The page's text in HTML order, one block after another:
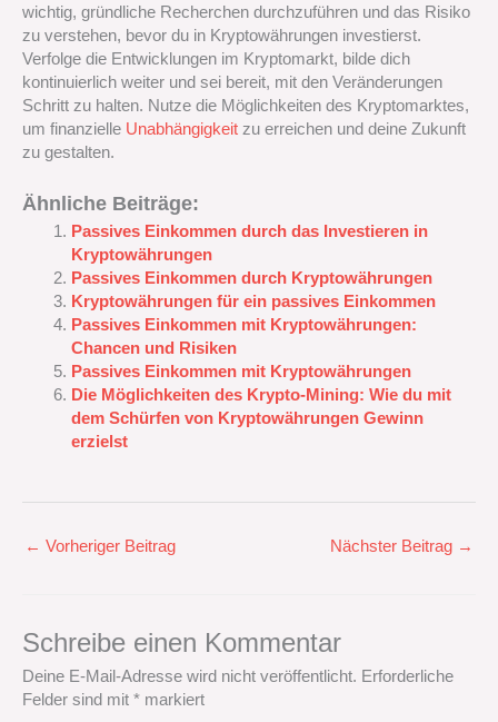
wichtig, gründliche Recherchen durchzuführen und das Risiko
zu verstehen, bevor du in Kryptowährungen investierst.
Verfolge die Entwicklungen im Kryptomarkt, bilde dich
kontinuierlich weiter und sei bereit, mit den Veränderungen
Schritt zu halten. Nutze die Möglichkeiten des Kryptomarktes,
um finanzielle Unabhängigkeit zu erreichen und deine Zukunft
zu gestalten.
Ähnliche Beiträge:
Passives Einkommen durch das Investieren in
Kryptowährungen
Passives Einkommen durch Kryptowährungen
Kryptowährungen für ein passives Einkommen
Passives Einkommen mit Kryptowährungen:
Chancen und Risiken
Passives Einkommen mit Kryptowährungen
Die Möglichkeiten des Krypto-Mining: Wie du mit
dem Schürfen von Kryptowährungen Gewinn
erzielst
← Vorheriger Beitrag Nächster Beitrag →
Schreibe einen Kommentar
Deine E-Mail-Adresse wird nicht veröffentlicht. Erforderliche
Felder sind mit * markiert